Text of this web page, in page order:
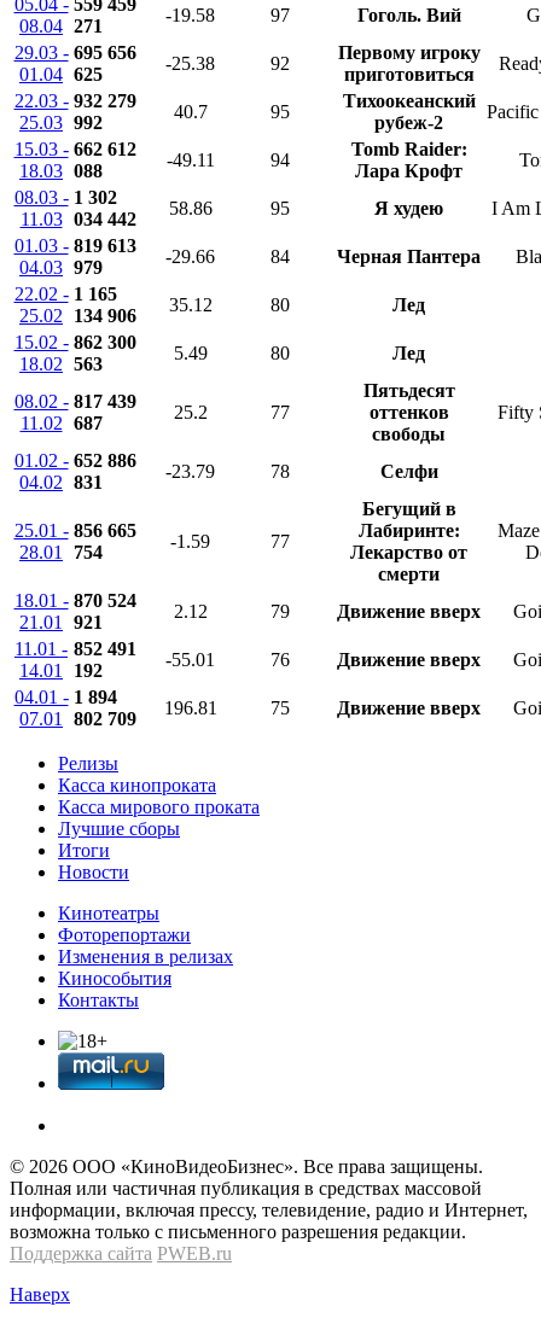
05.04 -
08.04
559 459
271
-19.58 97 Гоголь. Вий
29.03 -
01.04
695 656
625
-25.38 92
Первому игроку
приготовиться
22.03 -
25.03
932 279
992
40.7 95
Тихоокеанский
рубеж-2
15.03 -
18.03
662 612
088
-49.11 94
Tomb Raider:
Лара Крофт
08.03 -
11.03
1 302
034 442
58.86 95 Я худею
I Am
01.03 -
04.03
819 613
979
-29.66 84 Черная Пантера
22.02 -
25.02
1 165
134 906
35.12 80
Лед
15.02 -
18.02
862 300
563
5.49 80 Лед
08.02 -
11.02
817 439
687
25.2 77
Пятьдесят
оттенков
свободы
Fifty
01.02 -
04.02
652 886
831
-23.79 78 Селфи
25.01 -
28.01
856 665
754
-1.59 77
Бегущий в
Лабиринте:
Лекарство от
смерти
18.01 -
21.01
870 524
921
2.12 79 Движение вверх
11.01 -
14.01
852 491
192
-55.01 76 Движение вверх
04.01 -
07.01
1 894
802 709
196.81 75 Движение вверх
Релизы
Касса кинопроката
Касса мирового проката
Лучшие сборы
Итоги
Новости
Кинотеатры
Фоторепортажи
Изменения в релизах
Кинособытия
Контакты
© 2026 OOО «КиноВидеоБизнес». Все права защищены.
Полная или частичная публикация в средствах массовой
информации, включая прессу, телевидение, радио и Интернет,
возможна только с письменного разрешения редакции.
Поддержка сайта PWEB.ru
Наверх